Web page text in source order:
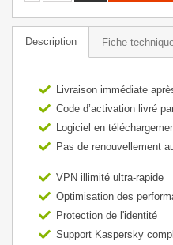
Description Fiche
Livraison immédiate
Code d’activation livré
Logiciel en
Pas de renouvellement
VPN illimité ultra-rapide
Optimisation des
Protection de l'identité
Support Kaspersky